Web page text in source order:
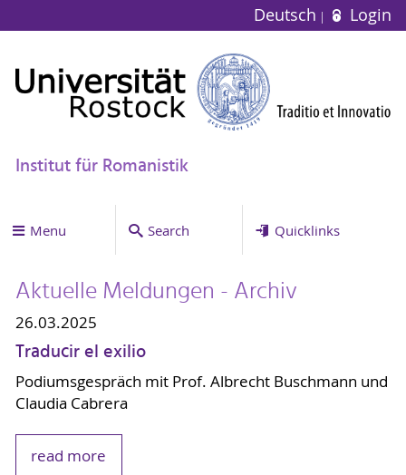
Deutsch Login
Institut für Romanistik
Menu Search Quicklinks
Aktuelle Meldungen - Archiv
26.03.2025
Traducir el exilio
Podiumsgespräch mit Prof. Albrecht Buschmann und
Claudia Cabrera
read more